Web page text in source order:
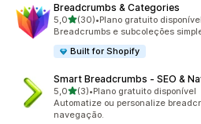
Breadcrumbs & Categories
5,0de 5 estrelas
(30)
30 avaliações ao todo
•Plano gratuito disponível
Breadcrumbs e subcoleções
Built for Shopify
Smart Breadcrumbs ‑ SEO &
5,0de 5 estrelas
(3)
3 avaliações ao todo
•Plano gratuito disponível
Automatize ou personalize
navegação.